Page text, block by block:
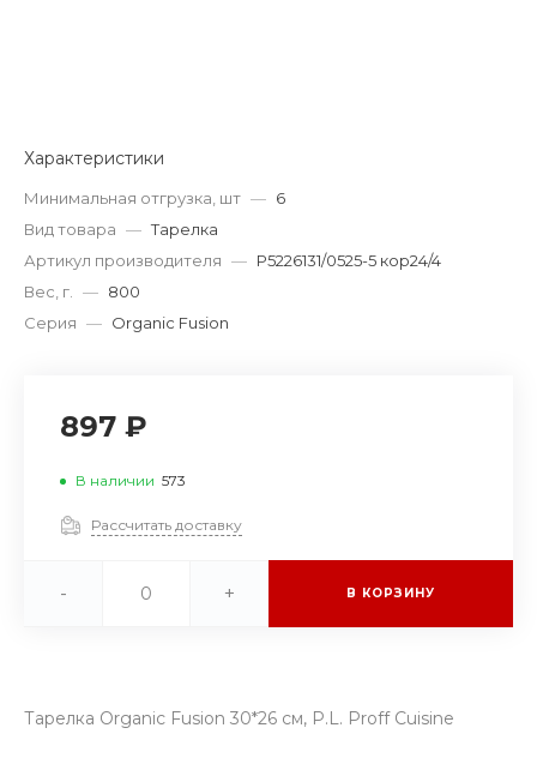
Характеристики
Минимальная отгрузка, шт — 6
Вид товара — Тарелка
Артикул производителя — P5226131/0525-5 кор24/4
Вес, г.
— 800
Серия — Organic Fusion
897 ₽
В наличии 573
Рассчитать доставку
- + В КОРЗИНУ
Тарелка Organic Fusion 30*26 см, P.L. Proff Cuisine